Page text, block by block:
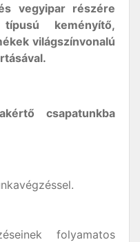
vegyipar részére
keményítő,
világszínvonalú
csapatunkba
folyamatos